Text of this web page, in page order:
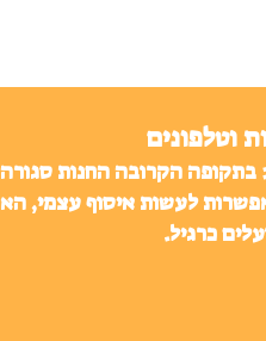
וטלפונים
בתקופה הקרובה החנות
אפשרות לעשות איסוף עצמי,
כרגיל.